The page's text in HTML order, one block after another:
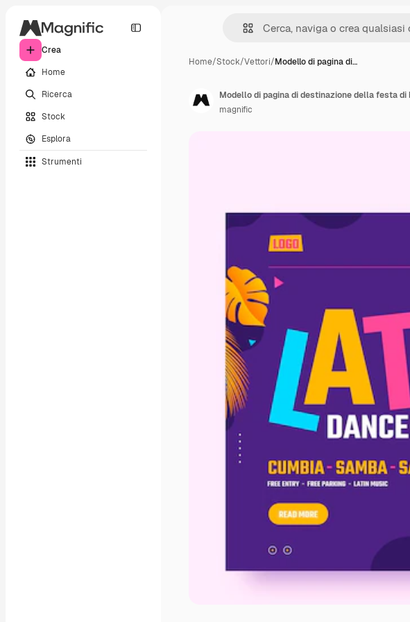
Crea
Home
Ricerca
Stock
Esplora
Strumenti
Home/Stock/Vettori/Modello di pagina di…
Modello di pagina di destinazione della festa
magnific